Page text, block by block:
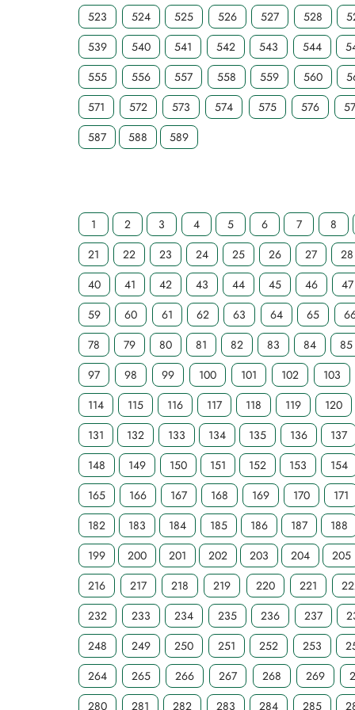
523 524 525 526 527 528
539
540 541 542 543 544
555
556 557 558 559 560
571
572 573 574 575 576
587
588 589
1 2 3 4 5 6 7
8
21
22 23 24 25 26 27
28
40
41 42 43 44 45 46
47
59
60 61 62 63 64 65
78
79 80 81 82 83 84
85
97
98 99 100 101 102
103
114
115 116 117 118 119
120
131
132 133 134 135 136
137
148
149 150 151 152 153
154
165
166 167 168 169 170
171
182
183 184 185 186 187
188
199
200 201 202 203 204
205
216
217 218 219 220 221
232
233 234 235 236 237
248
249 250 251 252 253
264
265 266 267 268 269
280
281 282 283 284 285